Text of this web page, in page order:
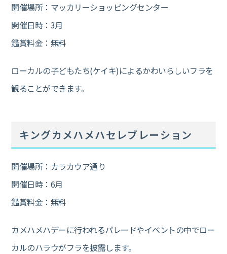
開催場所：マッカリーショッピングセンター
開催日時：3月
鑑賞料金：無料
ローカルの子どもたち(ケイキ)によるかわいらしいフラを
観ることができます。
キングカメハメハセレブレーション
開催場所：カラカウア通り
開催日時：6月
鑑賞料金：無料
カメハメハデーに行われるパレードやイベントの中でロー
カルのハラウがフラを披露します。